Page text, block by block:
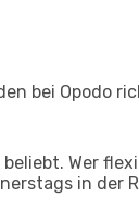
bei Opodo
Wer
in der